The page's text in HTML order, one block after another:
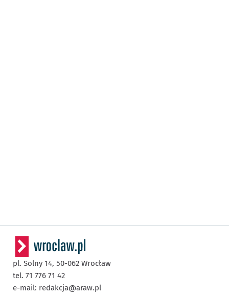
pl. Solny 14, 50-062 Wrocław
tel. 71 776 71 42
e-mail: redakcja@araw.pl